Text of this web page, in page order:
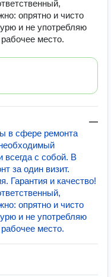
опрятно и чисто
и не употребляю
место.
—
в сфере ремонта
всегда с собой. В
за один визит.
Гарантия и качество!
опрятно и чисто
и не употребляю
место.